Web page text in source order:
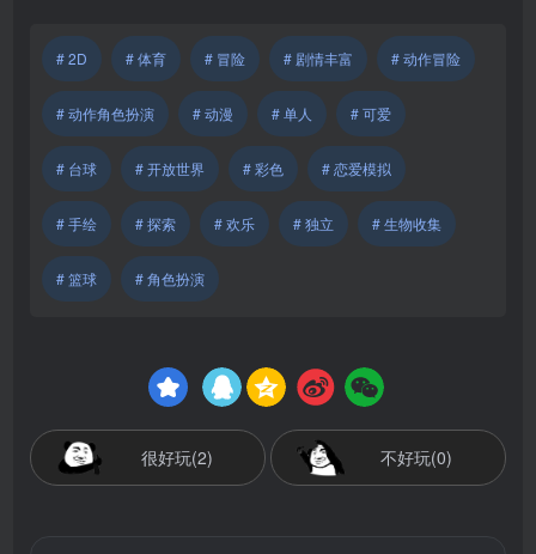
# 2D # 体育 # 冒险 # 剧情丰富 # 动作冒险
# 动作角色扮演 # 动漫 # 单人 # 可爱
# 台球 # 开放世界 # 彩色 # 恋爱模拟
# 手绘 # 探索 # 欢乐 # 独立 # 生物收集
# 篮球 # 角色扮演
很好玩(2) 不好玩(0)